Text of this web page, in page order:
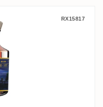
Bélier RX15817